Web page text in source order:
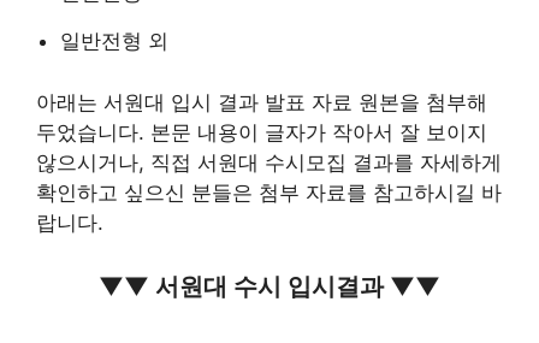
일반전형 외
아래는 서원대 입시 결과 발표 자료 원본을 첨부해
두었습니다. 본문 내용이 글자가 작아서 잘 보이지
않으시거나, 직접 서원대 수시모집 결과를 자세하게
확인하고 싶으신 분들은 첨부 자료를 참고하시길 바
랍니다.
▼▼ 서원대 수시 입시결과 ▼▼